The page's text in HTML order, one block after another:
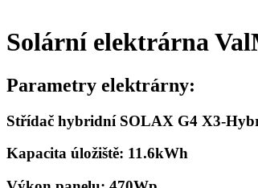
Solární elektrárna
Parametry elektrárny:
Střídač hybridní SOLAX G4 X3-
Kapacita úložiště: 11.6kWh